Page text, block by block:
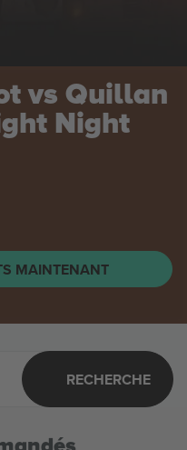
vs Quillan
Night
MAINTENANT
RECHERCHE